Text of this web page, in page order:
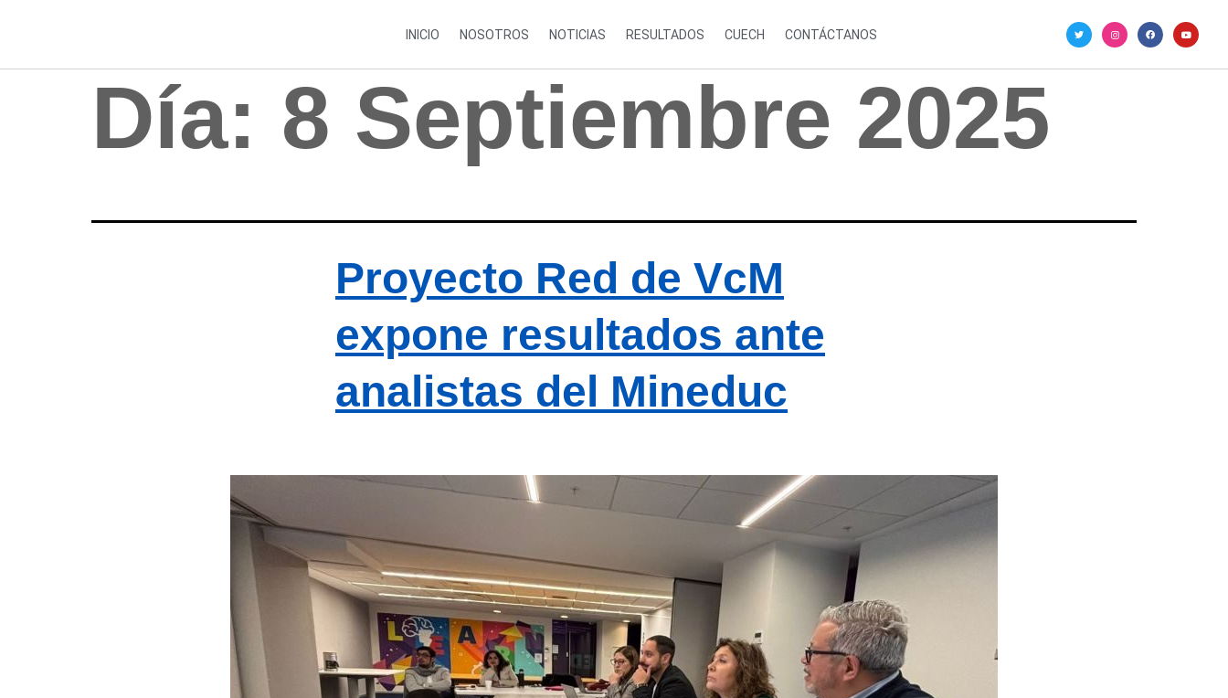
INICIO NOSOTROS NOTICIAS RESULTADOS CUECH CONTÁCTANOS
Día: 8 Septiembre 2025
Proyecto Red de VcM
expone resultados ante
analistas del Mineduc